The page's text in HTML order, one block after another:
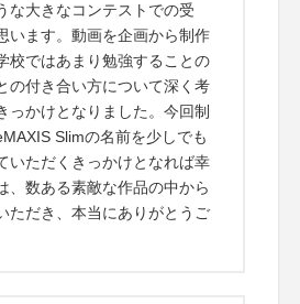
な大きなコンテストでの受
います。動画を企画から制作
校ではあまり勉強することの
の付き合い方について深く考
っかけとなりました。今回制
Slimの名前を少しでも
いただくきっかけとなれば幸
、数ある素敵な作品の中から
ただき、本当にありがとうご